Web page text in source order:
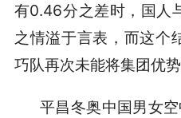
有0.46分之差时，国人
之情溢于言表，而这个
巧队再次未能将集团优
平昌冬奥中国男女空